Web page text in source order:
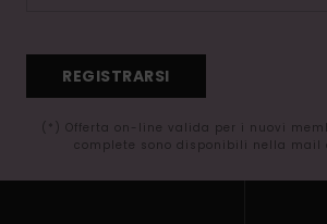
REGISTRARSI
(*) Offerta on-line valida per i nuovi
complete sono disponibili nella mail